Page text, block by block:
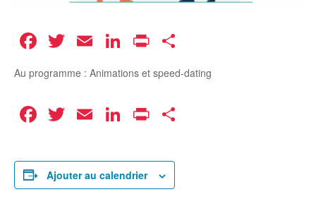
Facebook
Twitter
EmailLinkedIn
Print
Au programme : Animations et speed-dating
Facebook
Twitter
EmailLinkedIn
Print
Ajouter au calendrier